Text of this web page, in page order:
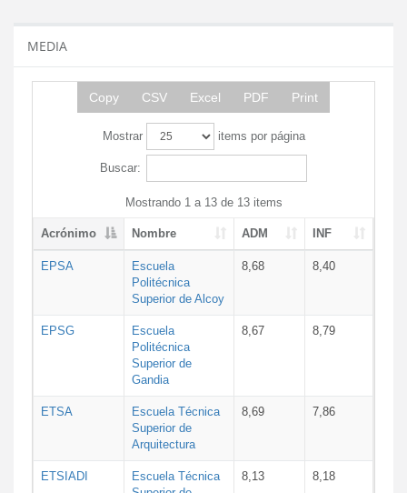
MEDIA
Copy CSV Excel PDF Print
Mostrar items por página
Buscar:
Mostrando 1 a 13 de 13 items
Acrónimo Nombre ADM INF
EPSA
Escuela
Politécnica
Superior de Alcoy
8,68 8,40
EPSG
Escuela
Politécnica
Superior de
Gandia
8,67 8,79
ETSA
Escuela Técnica
Superior de
Arquitectura
8,69 7,86
ETSIADI
Escuela Técnica
8,13 8,18